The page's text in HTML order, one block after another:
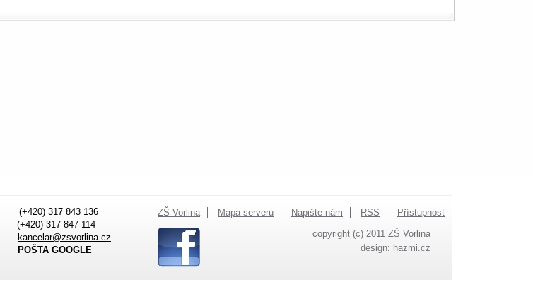
(+420) 317 843 136
(+420) 317 847 114
kancelar@zsvorlina.cz
POŠTA GOOGLE
ZŠ Vorlina Mapa serveru Napište nám RSS
Přístupnost
copyright (c) 2011 ZŠ Vorlina
design: hazmi.cz